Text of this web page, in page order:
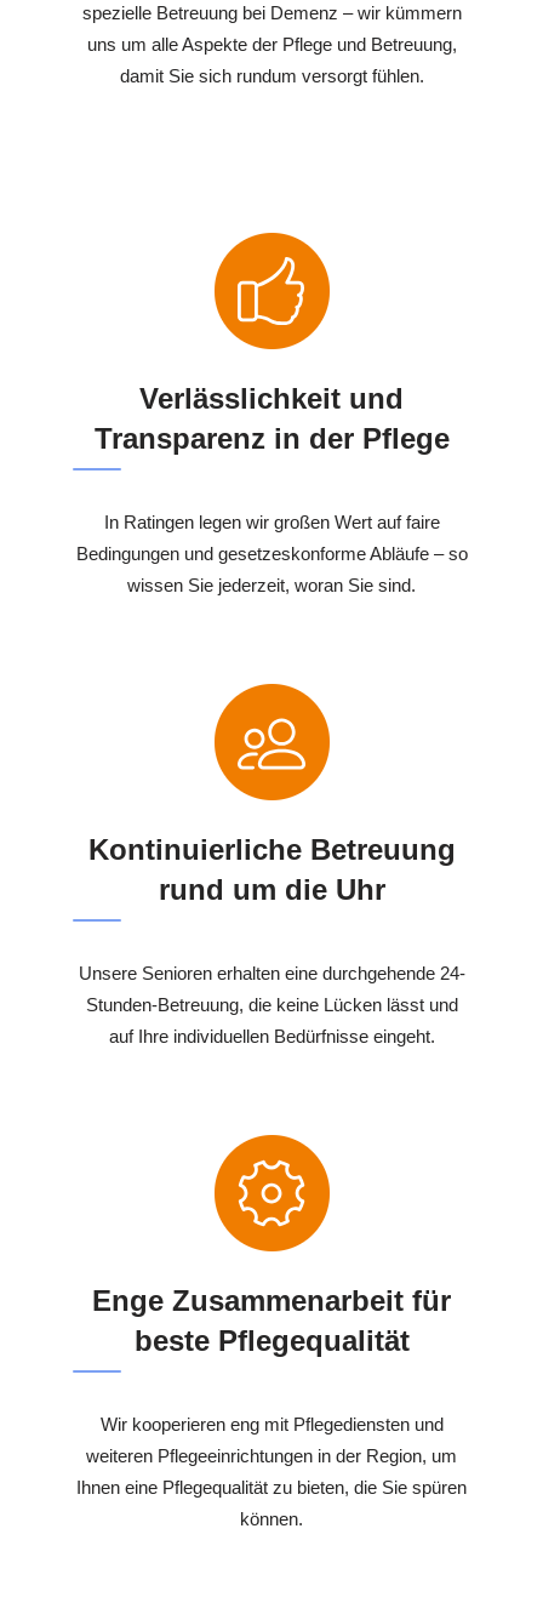
spezielle Betreuung bei Demenz – wir kümmern
uns um alle Aspekte der Pflege und Betreuung,
damit Sie sich rundum versorgt fühlen.
Verlässlichkeit und
Transparenz in der Pflege
In Ratingen legen wir großen Wert auf faire
Bedingungen und gesetzeskonforme Abläufe – so
wissen Sie jederzeit, woran Sie sind.
Kontinuierliche Betreuung
rund um die Uhr
Unsere Senioren erhalten eine durchgehende 24-
Stunden-Betreuung, die keine Lücken lässt und
auf Ihre individuellen Bedürfnisse eingeht.
Enge Zusammenarbeit für
beste Pflegequalität
Wir kooperieren eng mit Pflegediensten und
weiteren Pflegeeinrichtungen in der Region, um
Ihnen eine Pflegequalität zu bieten, die Sie spüren
können.